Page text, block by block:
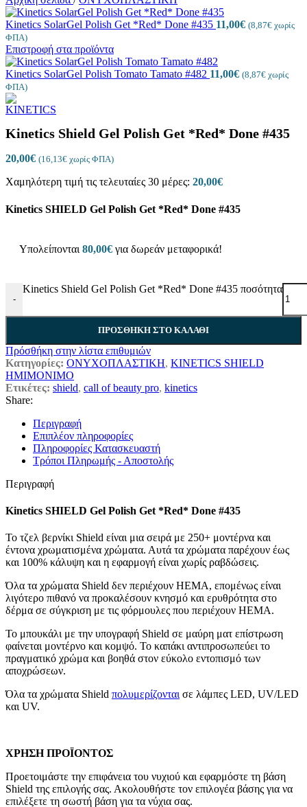
Kinetics SolarGel Polish Get *Red* Done #435 11,00€ (8,87€ χωρίς
ΦΠΑ)
Επιστροφή στα προϊόντα
Kinetics SolarGel Polish Tomato Tamato #482 11,00€ (8,87€ χωρίς
ΦΠΑ)
Kinetics Shield Gel Polish Get *Red* Done #435
20,00€ (16,13€ χωρίς ΦΠΑ)
Χαμηλότερη τιμή τις τελευταίες 30 μέρες: 20,00€
Kinetics SHIELD Gel Polish Get *Red* Done #435
Υπολείπονται 80,00€ για δωρεάν μεταφορικά!
-
Kinetics Shield Gel Polish Get *Red* Done #435 ποσότητα
ΠΡΟΣΘΉΚΗ ΣΤΟ ΚΑΛΆΘΙ
Πρόσθήκη στην λίστα επιθυμιών
Κατηγορίες: ΟΝΥΧΟΠΛΑΣΤΙΚΗ, KINETICS SHIELD
ΗΜΙΜΟΝΙΜΟ
Ετικέτες: shield, call of beauty pro, kinetics
Share:
Περιγραφή
Επιπλέον πληροφορίες
Πληροφορίες Κατασκευαστή
Τρόποι Πληρωμής - Αποστολής
Περιγραφή
Kinetics SHIELD Gel Polish Get *Red* Done #435
Το τζελ βερνίκι Shield είναι μια σειρά με 250+ μοντέρνα και
έντονα χρωματισμένα χρώματα. Αυτά τα χρώματα παρέχουν έως
και 100% κάλυψη και η εφαρμογή είναι χωρίς ραβδώσεις.
Όλα τα χρώματα Shield δεν περιέχουν HEMA, επομένως είναι
λιγότερο πιθανό να προκαλέσουν κνησμό και ερυθρότητα στο
δέρμα σε σύγκριση με τις φόρμουλες που περιέχουν HEMA.
Το μπουκάλι με την υπογραφή Shield σε μαύρη ματ επίστρωση
φαίνεται μοντέρνο και κομψό. Το καπάκι αντιπροσωπεύει το
πραγματικό χρώμα και βοηθά στον εύκολο εντοπισμό των
αποχρώσεων.
Όλα τα χρώματα Shield πολυμερίζονται σε λάμπες LED, UV/LED
και UV.
ΧΡΗΣΗ ΠΡΟΪΟΝΤΟΣ
Προετοιμάστε την επιφάνεια του νυχιού και εφαρμόστε τη βάση
Shield της επιλογής σας. Ακολουθήστε τον επιλογέα βάσης για να
επιλέξετε τη σωστή βάση για τα νύχια σας.